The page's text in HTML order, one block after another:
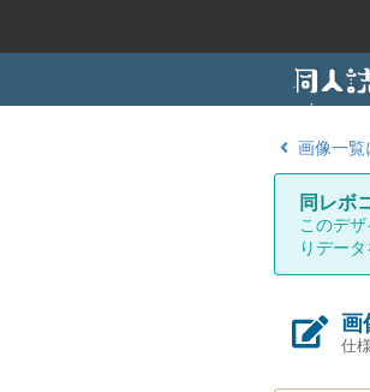
画像一覧
同レボ
このデ
りデー
画
仕